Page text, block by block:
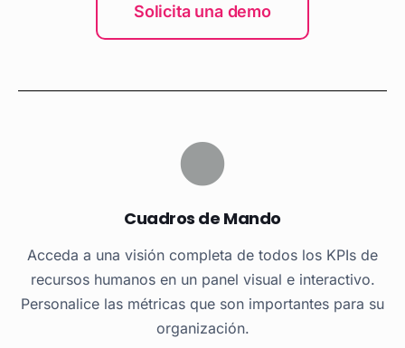
Solicita una demo
Cuadros de Mando
Acceda a una visión completa de todos los KPIs de
recursos humanos en un panel visual e interactivo.
Personalice las métricas que son importantes para su
organización.